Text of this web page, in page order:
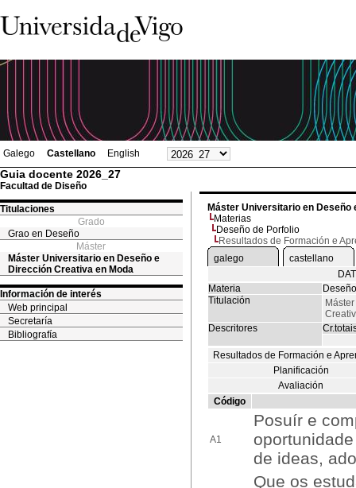
Galego Castellano English
Guia docente 2026_27
Facultad de Diseño
Titulaciones
Grado
Grao en Deseño
Máster
Máster Universitario en Deseño e
Dirección Creativa en Moda
Información de interés
Web principal
Secretaría
Bibliografía
Máster Universitario en Deseño
Materias
Deseño de Porfolio
Resultados de Formación e
galego
castellano
Materia
Titulación
Descritores
Resultados de Formación e
Planificación
Avaliación
Código
A1
Posuír e
de ideas,
Que os